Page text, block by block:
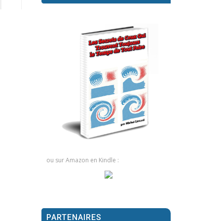
ou sur Amazon en Kindle :
PARTENAIRES